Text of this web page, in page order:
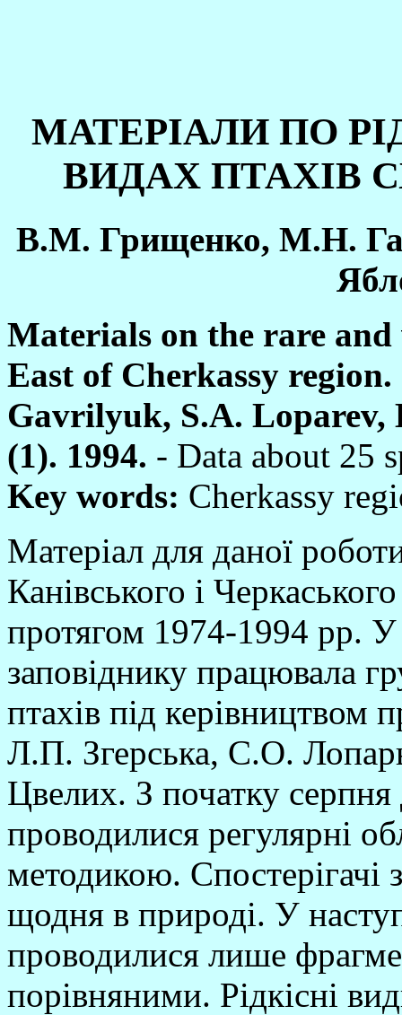
МАТЕРIАЛИ ПО
ВИДАХ ПТАХIВ
В.М. Грищенко, М.Н.
Materials on the rare
East of Cherkassy
Gavrilyuk, S.A. Loparev,
(1). 1994. - Data about 25
Key words: Cherkassy
Матерiал для даної
Канiвського i
протягом 1974-1994 рр.
заповiднику працювала
птахiв пiд керiвництвом
Л.П. Згерська, С.О.
Цвелих. З початку
проводилися регулярнi
методикою. Спостерiгачi
щодня в природi. У
проводилися лише
порiвняними. Рiдкiснi